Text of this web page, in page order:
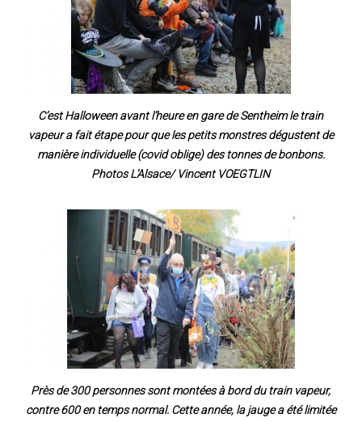
C’est Halloween avant l’heure en gare de Sentheim le train
vapeur a fait étape pour que les petits monstres dégustent de
manière individuelle (covid oblige) des tonnes de bonbons.
Photos L’Alsace/ Vincent VOEGTLIN
Près de 300 personnes sont montées à bord du train vapeur,
contre 600 en temps normal. Cette année, la jauge a été limitée